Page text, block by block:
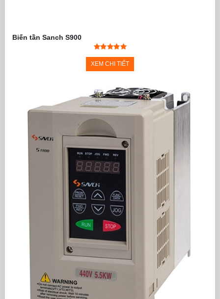
Biến tần Sanch S900
XEM CHI TIẾT